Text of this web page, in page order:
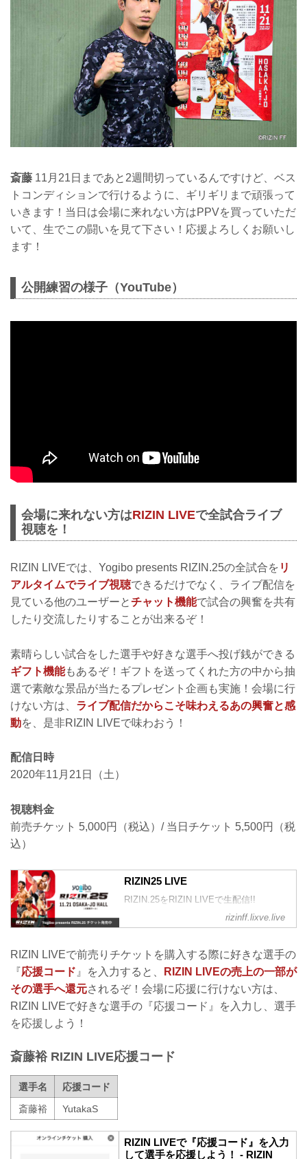
斎藤 11月21日まであと2週間切っているんですけど、ベス
トコンディションで行けるように、ギリギリまで頑張って
いきます！当日は会場に来れない方はPPVを買っていただ
いて、生でこの闘いを見て下さい！応援よろしくお願いし
ます！
公開練習の様子（YouTube）
会場に来れない方はRIZIN LIVEで全試合ライブ
視聴を！
RIZIN LIVEでは、Yogibo presents RIZIN.25の全試合を リ
アルタイムでライブ視聴できるだけでなく、ライブ配信を
見ている他のユーザーとチャット機能で試合の興奮を共有
したり交流したりすることが出来るぞ！
素晴らしい試合をした選手や好きな選手へ投げ銭ができる
ギフト機能もあるぞ！ギフトを送ってくれた方の中から抽
選で素敵な景品が当たるプレゼント企画も実施！会場に行
けない方は、 ライブ配信だからこそ味わえるあの興奮と感
動を、是非RIZIN LIVEで味わおう！
配信日時
2020年11月21日（土）
視聴料金
前売チケット 5,000円（税込）/ 当日チケット 5,500円（税
込）
RIZIN25 LIVE
RIZIN.25をRIZIN LIVEで生配信!!
rizinff.lixve.live
RIZIN LIVEで前売りチケットを購入する際に好きな選手の
『応援コード 』を入力すると、
RIZIN LIVEの売上の一部が
その選手へ還元されるぞ！会場に応援に行けない方は、
RIZIN LIVEで好きな選手の『応援コード』を入力し、選手
を応援しよう！
斎藤裕 RIZIN LIVE応援コード
選手名
応援コード
斎藤裕
YutakaS
RIZIN LIVEで『応援コード』を入力
して選手を応援しよう！ - RIZIN